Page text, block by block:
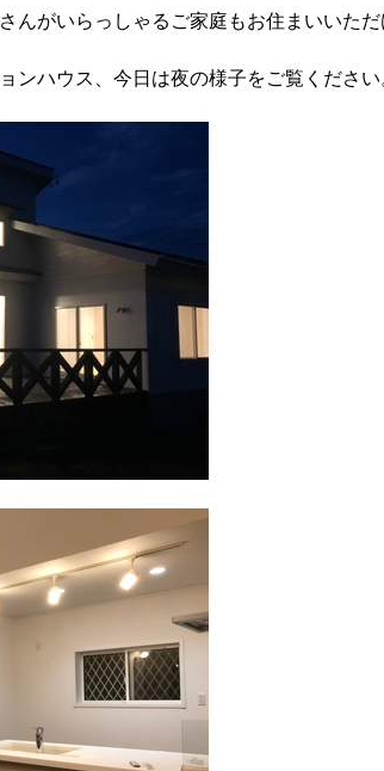
んがいらっしゃるご家庭もお住まいいただ
ンハウス、今日は夜の様子をご覧ください